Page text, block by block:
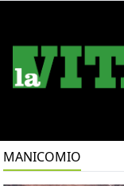
MANICOMIO